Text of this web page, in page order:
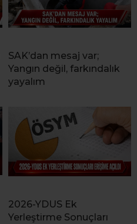
SAK’dan mesaj var;
Yangın değil, farkındalık
yayalım
2026-YDUS Ek
Yerleştirme Sonuçları